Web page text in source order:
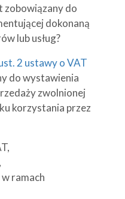
zobowiązany do
dokonaną
lub usług?
2 ustawy o VAT
do wystawienia
zwolnionej
korzystania przez
ramach